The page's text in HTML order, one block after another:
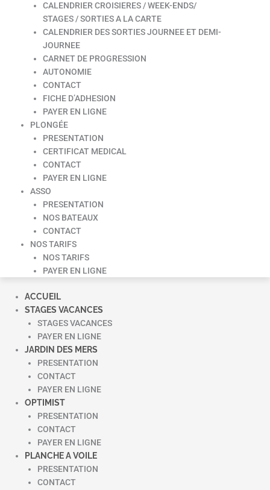
CALENDRIER CROISIERES / WEEK-ENDS/
STAGES / SORTIES A LA CARTE
CALENDRIER DES SORTIES JOURNEE ET DEMI-
JOURNEE
CARNET DE PROGRESSION
AUTONOMIE
CONTACT
FICHE D’ADHESION
PAYER EN LIGNE
PLONGÉE
PRESENTATION
CERTIFICAT MEDICAL
CONTACT
PAYER EN LIGNE
ASSO
PRESENTATION
NOS BATEAUX
CONTACT
NOS TARIFS
NOS TARIFS
PAYER EN LIGNE
ACCUEIL
STAGES VACANCES
STAGES VACANCES
PAYER EN LIGNE
JARDIN DES MERS
PRESENTATION
CONTACT
PAYER EN LIGNE
OPTIMIST
PRESENTATION
CONTACT
PAYER EN LIGNE
PLANCHE A VOILE
PRESENTATION
CONTACT